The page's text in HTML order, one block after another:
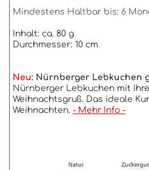
Mindestens Haltbar bis: 6
Inhalt: ca. 80 g
Durchmesser: 10 cm
Neu: Nürnberger Lebkuchen
Nürnberger Lebkuchen mit
Weihnachtsgruß. Das ideale
Weihnachten. - Mehr Info -